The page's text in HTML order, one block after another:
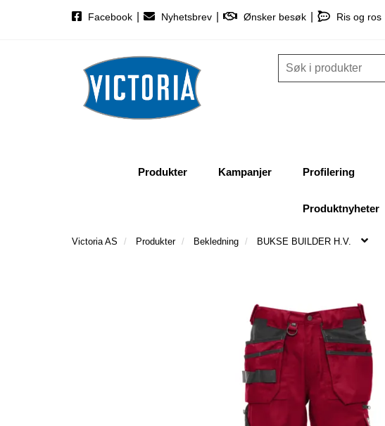
Facebook Nyhetsbrev Ønsker besøk Ris og ros
Produkter Kampanjer Profilering
Produktnyheter
Victoria AS Produkter Bekledning BUKSE BUILDER H.V.